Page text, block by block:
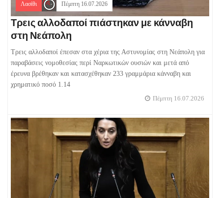
Λασίθι Πέμπτη 16.07.2026
Τρεις αλλοδαποί πιάστηκαν με κάνναβη
στη Νεάπολη
Τρεις αλλοδαποί έπεσαν στα χέρια της Αστυνομίας στη Νεάπολη για
παραβάσεις νομοθεσίας περί Ναρκωτικών ουσιών και μετά από
έρευνα βρέθηκαν και κατασχέθηκαν 233 γραμμάρια κάνναβη και
χρηματικό ποσό 1.14
Πέμπτη 16.07.2026